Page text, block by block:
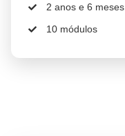
2 anos e 6 meses
10 módulos